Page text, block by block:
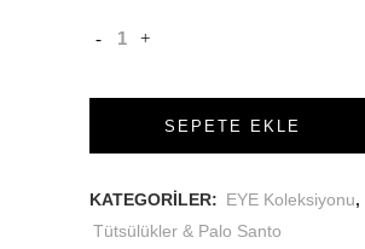
SEPETE EKLE
KATEGORILER: EYE Koleksiyonu,
Tütsülükler & Palo Santo